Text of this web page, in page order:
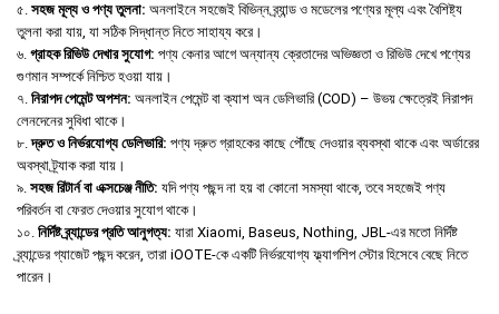
৫. সহজ মূল্য ও পণ্য তুলনা: অনলাইনে সহজেই বিভিন্ন ব্র্যান্ড ও মডেলের পণ্যের মূল্য এবং বৈশিষ্ট্য
তুলনা করা যায়, যা সঠিক সিদ্ধান্ত নিতে সাহায্য করে।
৬. গ্রাহক রিভিউ দেখার সুযোগ: পণ্য কেনার আগে অন্যান্য ক্রেতাদের অভিজ্ঞতা ও রিভিউ দেখে পণ্যের
গুণমান সম্পর্কে নিশ্চিত হওয়া যায়।
৭. নিরাপদ পেমেন্ট অপশন: অনলাইন পেমেন্ট বা ক্যাশ অন ডেলিভারি (COD) – উভয় ক্ষেত্রেই নিরাপদ
লেনদেনের সুবিধা থাকে।
৮.দ্রুত ও নির্ভরযোগ্য ডেলিভারি: পণ্য দ্রুত গ্রাহকের কাছে পৌঁছে দেওয়ার ব্যবস্থা থাকে এবং অর্ডারের
অবস্থা ট্র্যাক করা যায়।
৯. সহজ রিটার্ন বা এক্সচেঞ্জ নীতি: যদি পণ্য পছন্দ না হয় বা কোনো সমস্যা থাকে, তবে সহজেই পণ্য
পরিবর্তন বা ফেরত দেওয়ার সুযোগ থাকে।
১০. নির্দিষ্ট ব্র্যান্ডের প্রতি আনুগত্য: যারা Xiaomi, Baseus, Nothing, JBL-এর মতো নির্দিষ্ট
ব্র্যান্ডের গ্যাজেট পছন্দ করেন, তারা iOOTE-কে একটি নির্ভরযোগ্য ফ্ল্যাগশিপ স্টোর হিসেবে বেছে নিতে
পারেন।